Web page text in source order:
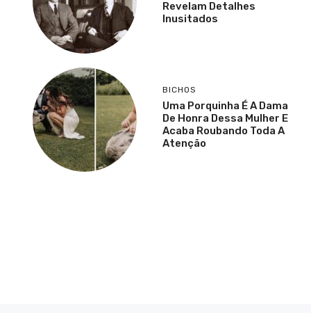
Revelam Detalhes
Inusitados
BICHOS
Uma Porquinha É A Dama
De Honra Dessa Mulher E
Acaba Roubando Toda A
Atenção